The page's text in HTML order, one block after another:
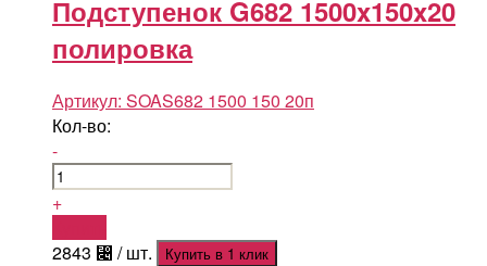
Подступенок G682 1500x150x20
полировка
Артикул: SOAS682 1500 150 20п
Кол-во:
-
+
2843 ⃄ / шт. Купить в 1 клик